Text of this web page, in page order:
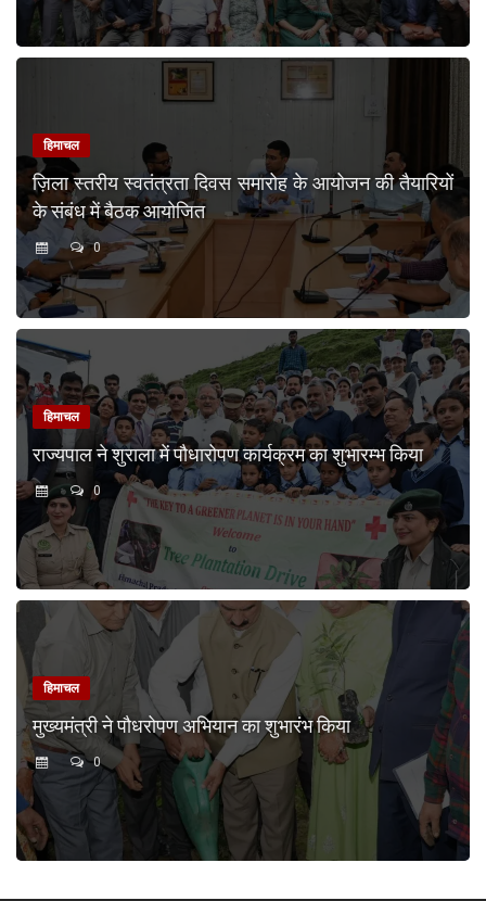
हिमाचल
ज़िला स्तरीय स्वतंत्रता दिवस समारोह के आयोजन की तैयारियों
के संबंध में बैठक आयोजित
0
हिमाचल
राज्यपाल ने शुराला में पौधारोपण कार्यक्रम का शुभारम्भ किया
0
हिमाचल
मुख्यमंत्री ने पौधरोपण अभियान का शुभारंभ किया
0